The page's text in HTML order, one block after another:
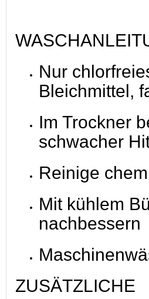
Nur
Bleichmittel,
Im Trockner
schwacher
Reinige
Mit kühlem
nachbessern
ZUSÄTZLICHE